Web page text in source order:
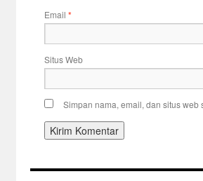
Email *
Situs Web
Simpan nama, email, dan situs